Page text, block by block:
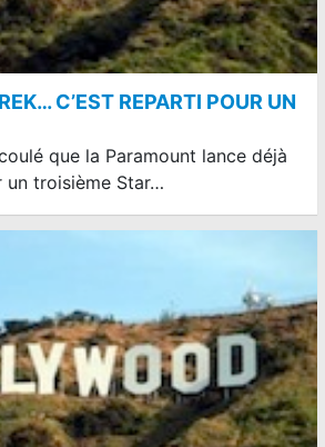
C’EST REPARTI POUR UN
que la Paramount lance déjà
un troisième Star…